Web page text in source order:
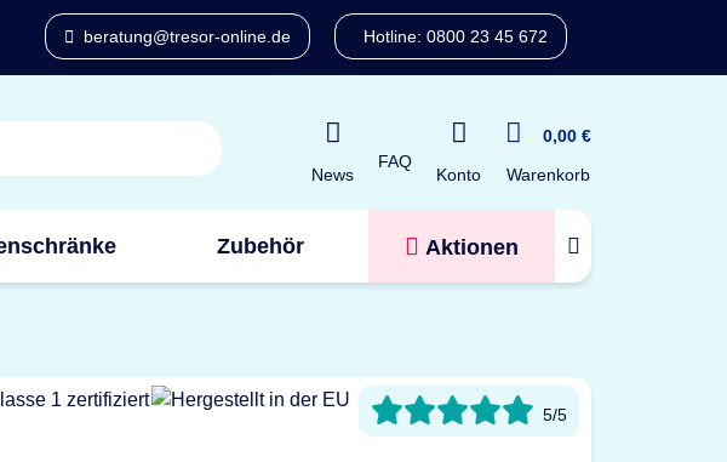
beratung@tresor-online.de Hotline: 0800 23 45 672
News
FAQ
Konto
0,00 €
Warenkorb
Zubehör Aktionen
5/5